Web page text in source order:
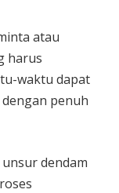
atau
harus
waktu dapat
penuh
dendam